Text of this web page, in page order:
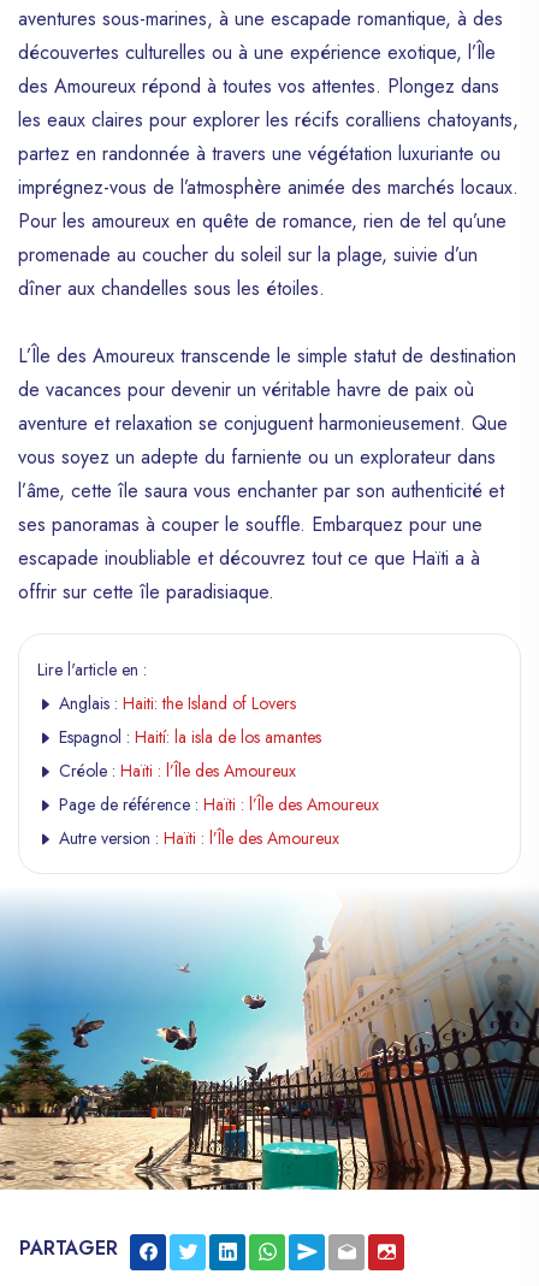
aventures sous-marines, à une escapade romantique, à des
découvertes culturelles ou à une expérience exotique, l’Île
des Amoureux répond à toutes vos attentes. Plongez dans
les eaux claires pour explorer les récifs coralliens chatoyants,
partez en randonnée à travers une végétation luxuriante ou
imprégnez-vous de l’atmosphère animée des marchés locaux.
Pour les amoureux en quête de romance, rien de tel qu’une
promenade au coucher du soleil sur la plage, suivie d’un
dîner aux chandelles sous les étoiles.
L’Île des Amoureux transcende le simple statut de destination
de vacances pour devenir un véritable havre de paix où
aventure et relaxation se conjuguent harmonieusement. Que
vous soyez un adepte du farniente ou un explorateur dans
l’âme, cette île saura vous enchanter par son authenticité et
ses panoramas à couper le souffle. Embarquez pour une
escapade inoubliable et découvrez tout ce que Haïti a à
offrir sur cette île paradisiaque.
Lire l'article en :
Anglais : Haiti: the Island of Lovers
Espagnol : Haití: la isla de los amantes
Créole : Haïti : l’Île des Amoureux
Page de référence : Haïti : l’Île des Amoureux
Autre version : Haïti : l’Île des Amoureux
PARTAGER